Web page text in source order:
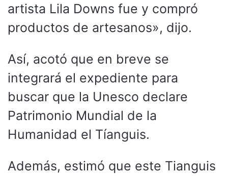
artista Lila Downs fue y compró
productos de artesanos», dijo.
Así, acotó que en breve se
integrará el expediente para
buscar que la Unesco declare
Patrimonio Mundial de la
Humanidad el Tíanguis.
Además, estimó que este Tianguis